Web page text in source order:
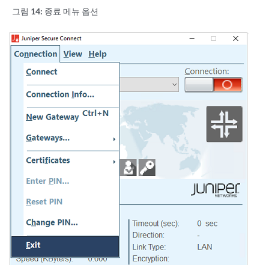
그림 14: 종료 메뉴 옵션